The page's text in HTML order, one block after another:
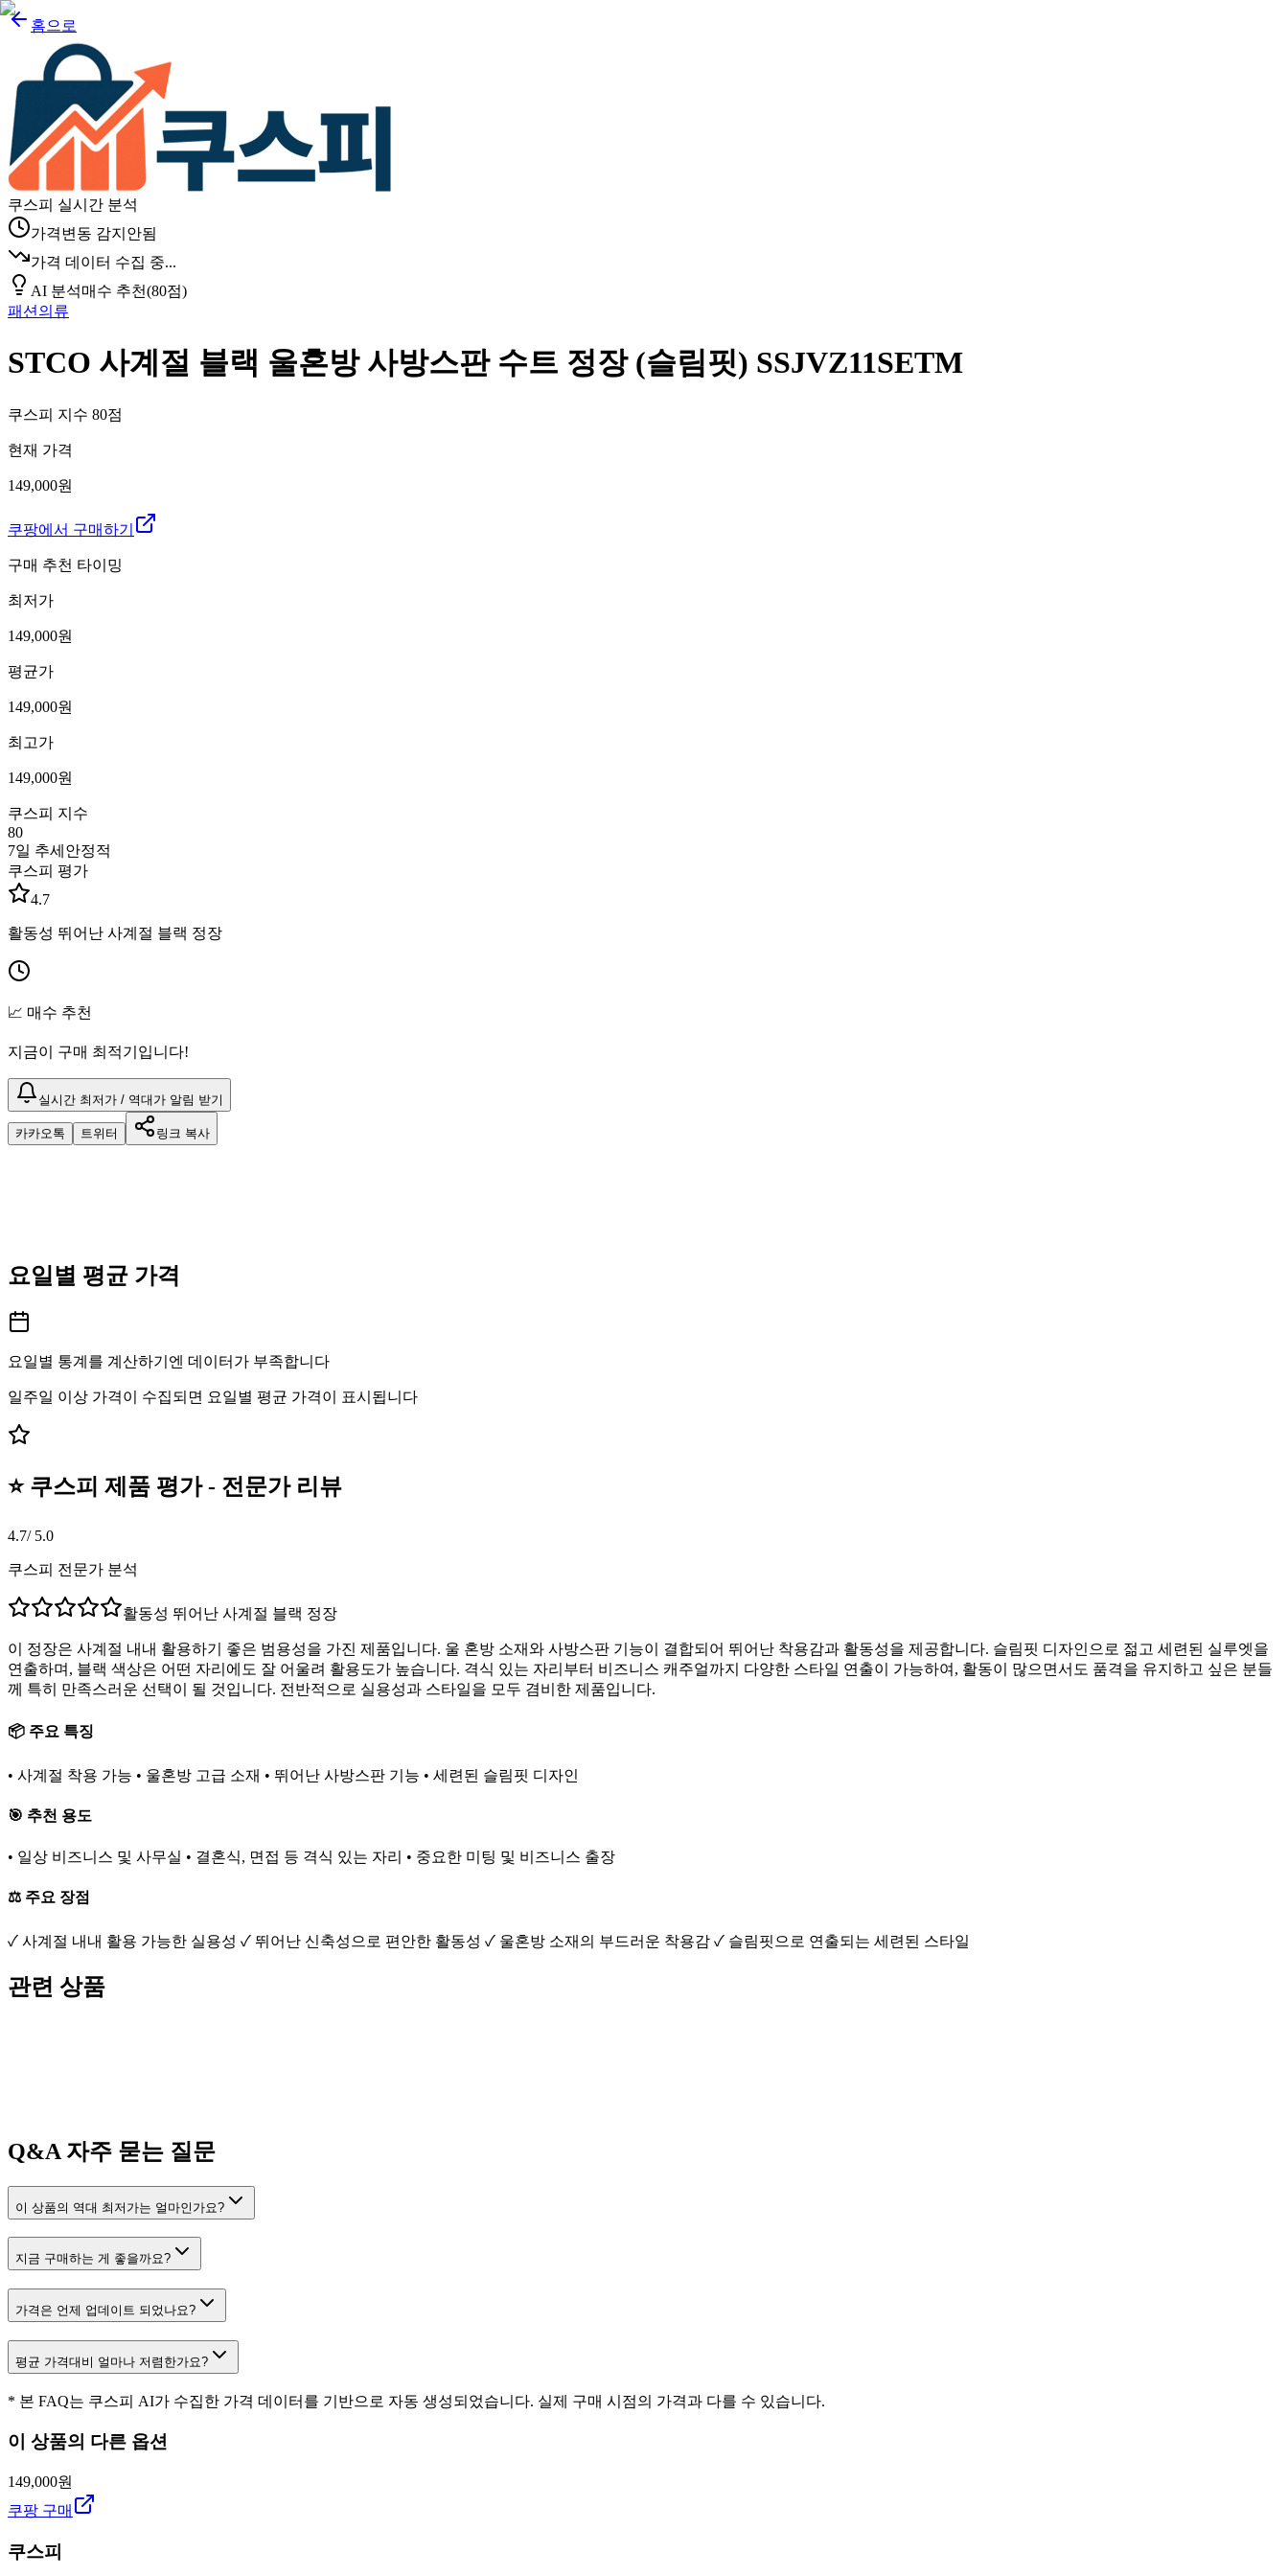
홈으로
쿠스피 실시간 분석
가격변동 감지안됨
가격 데이터 수집 중...
AI 분석매수 추천(80점)
패션의류
STCO 사계절 블랙 울혼방 사방스판 수트 정장 (슬림핏) SSJVZ11SETM
쿠스피 지수 80점
현재 가격
149,000원
쿠팡에서 구매하기
구매 추천 타이밍
최저가
149,000원
평균가
149,000원
최고가
149,000원
쿠스피 지수
80
7일 추세 안정적
쿠스피 평가
4.7
활동성 뛰어난 사계절 블랙 정장
📈 매수 추천
지금이 구매 최적기입니다!
실시간 최저가 / 역대가 알림 받기
카카오톡 트위터 링크 복사
요일별 평균 가격
요일별 통계를 계산하기엔 데이터가 부족합니다
일주일 이상 가격이 수집되면 요일별 평균 가격이 표시됩니다
⭐ 쿠스피 제품 평가 - 전문가 리뷰
4.7/ 5.0
쿠스피 전문가 분석
활동성 뛰어난 사계절 블랙 정장
이 정장은 사계절 내내 활용하기 좋은 범용성을 가진 제품입니다. 울 혼방 소재와 사방스판 기능이 결합되어 뛰어난 착용감과 활동성을 제공합니다. 슬림핏 디자인으로 젊고 세련된 실루엣을
연출하며, 블랙 색상은 어떤 자리에도 잘 어울려 활용도가 높습니다. 격식 있는 자리부터 비즈니스 캐주얼까지 다양한 스타일 연출이 가능하여, 활동이 많으면서도 품격을 유지하고 싶은 분들
께 특히 만족스러운 선택이 될 것입니다. 전반적으로 실용성과 스타일을 모두 겸비한 제품입니다.
📦 주요 특징
• 사계절 착용 가능 • 울혼방 고급 소재 • 뛰어난 사방스판 기능 • 세련된 슬림핏 디자인
🎯 추천 용도
• 일상 비즈니스 및 사무실 • 결혼식, 면접 등 격식 있는 자리 • 중요한 미팅 및 비즈니스 출장
⚖️ 주요 장점
✓ 사계절 내내 활용 가능한 실용성 ✓ 뛰어난 신축성으로 편안한 활동성 ✓ 울혼방 소재의 부드러운 착용감 ✓ 슬림핏으로 연출되는 세련된 스타일
관련 상품
Q&A 자주 묻는 질문
이 상품의 역대 최저가는 얼마인가요?
지금 구매하는 게 좋을까요?
가격은 언제 업데이트 되었나요?
평균 가격대비 얼마나 저렴한가요?
* 본 FAQ는 쿠스피 AI가 수집한 가격 데이터를 기반으로 자동 생성되었습니다. 실제 구매 시점의 가격과 다를 수 있습니다.
이 상품의 다른 옵션
149,000원
쿠팡 구매
쿠스피